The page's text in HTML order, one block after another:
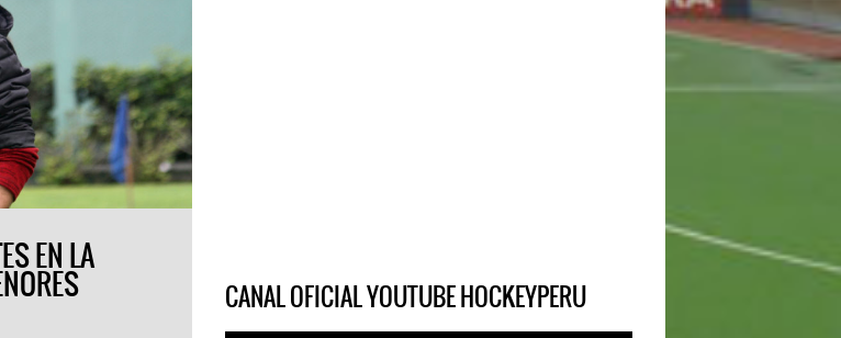
EN LA
CANAL OFICIAL YOUTUBE HOCKEYPERU